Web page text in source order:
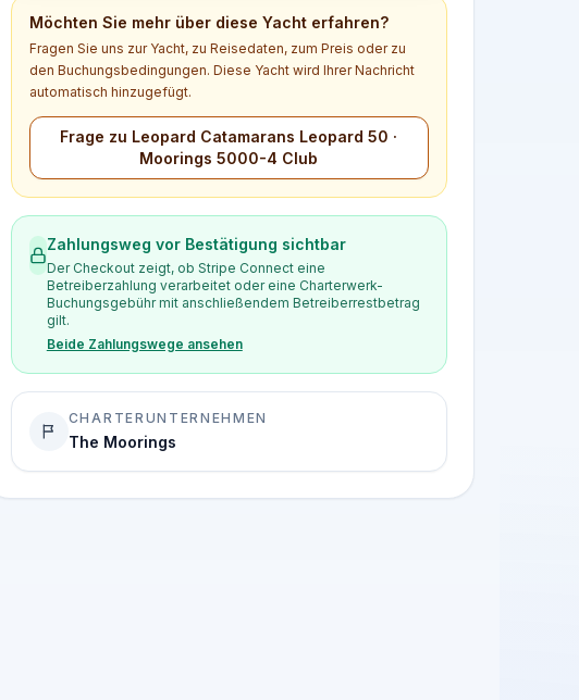
Möchten Sie mehr über diese Yacht erfahren?
Fragen Sie uns zur Yacht, zu Reisedaten, zum Preis oder zu
den Buchungsbedingungen. Diese Yacht wird Ihrer Nachricht
automatisch hinzugefügt.
Frage zu Leopard Catamarans Leopard 50 ·
Moorings 5000-4 Club
Zahlungsweg vor Bestätigung sichtbar
Der Checkout zeigt, ob Stripe Connect eine
Betreiberzahlung verarbeitet oder eine Charterwerk-
Buchungsgebühr mit anschließendem Betreiberrestbetrag
gilt.
Beide Zahlungswege ansehen
CHARTERUNTERNEHMEN
The Moorings